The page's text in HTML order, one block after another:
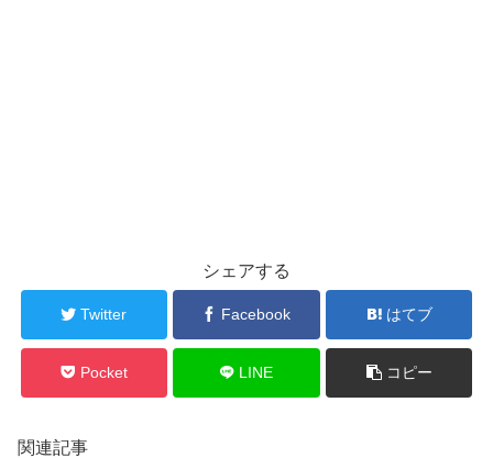
シェアする
Twitter Facebook はてブ
Pocket LINE コピー
関連記事